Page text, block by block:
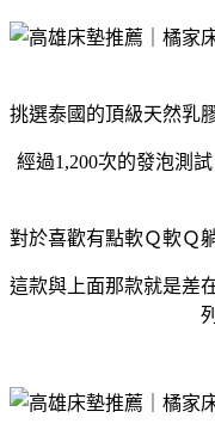
挑選泰國的頂級天然乳
經過1,200次的發泡測
對於喜歡有點軟Ｑ軟Ｑ
這款與上面那款就是差